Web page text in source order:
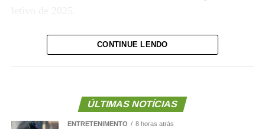
Os candidatos convocados devem comparecer à
Secretaria Municipal de Educação, localizada na Rua
Diogo Domingos Ferreira, nº 292, bairro Bandeirantes,
horários estabelecidos nos editais, para entrega de
CONTINUE LENDO
ÚLTIMAS NOTÍCIAS
ENTRETENIMENTO 8 horas atrás